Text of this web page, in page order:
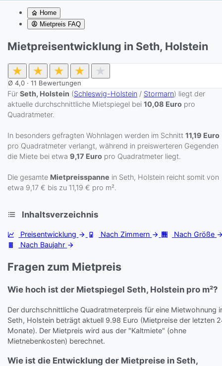
Home
Mietpreis FAQ
Mietpreisentwicklung in Seth, Holstein
★ ★ ★ ★ ★
Ø 4,0 · 11 Bewertungen
Für Seth, Holstein (Schleswig-Holstein / Stormarn) liegt der
aktuelle durchschnittliche Mietspiegel bei 10,08 Euro pro
Quadratmeter.
In besonders gefragten Wohnlagen werden im Schnitt 11,19 Euro
pro Quadratmeter verlangt, während in preiswerteren Gegenden
die Miete bei etwa 9,17 Euro pro Quadratmeter liegt.
Die gesamte Mietpreisspanne in Seth, Holstein reicht somit von
etwa 9,17 € bis zu 11,19 € pro m².
Inhaltsverzeichnis
Preisentwicklung Nach Zimmern
Nach Größe
Nach Baujahr
Fragen zum Mietpreis
Wie hoch ist der Mietspiegel Seth, Holstein pro m²?
Der durchschnittliche Quadratmeterpreis für eine Mietwohnung
Seth, Holstein beträgt aktuell 9.98 Euro (Mietpreise der letzten
Monate). Der Mietpreis wird aus der "Kaltmiete" (ohne
Mietnebenkosten) berechnet.
Wie ist die Entwicklung der Mietpreise in Seth,